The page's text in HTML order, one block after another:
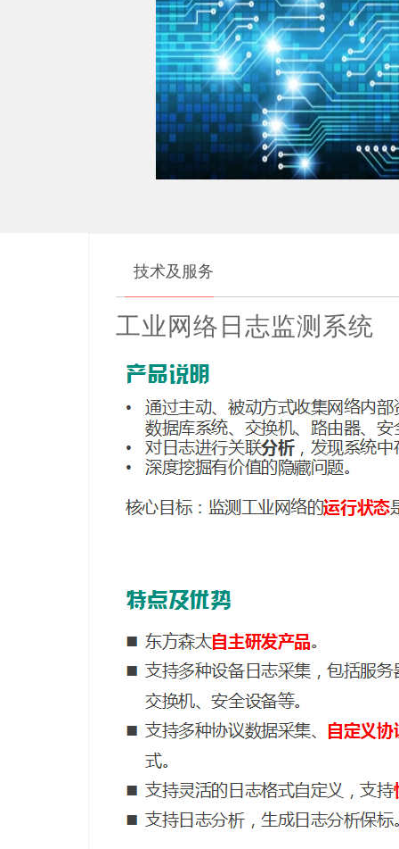
技术及服务
工业网络日志监测系统